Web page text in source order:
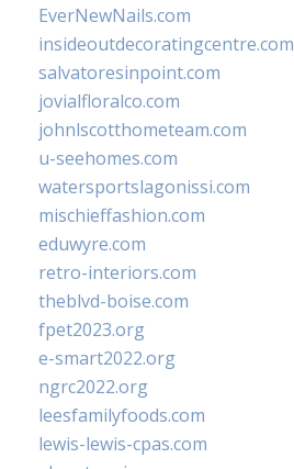
EverNewNails.com
insideoutdecoratingcentre.com
salvatoresinpoint.com
jovialfloralco.com
johnlscotthometeam.com
u-seehomes.com
watersportslagonissi.com
mischieffashion.com
eduwyre.com
retro-interiors.com
theblvd-boise.com
fpet2023.org
e-smart2022.org
ngrc2022.org
leesfamilyfoods.com
lewis-lewis-cpas.com